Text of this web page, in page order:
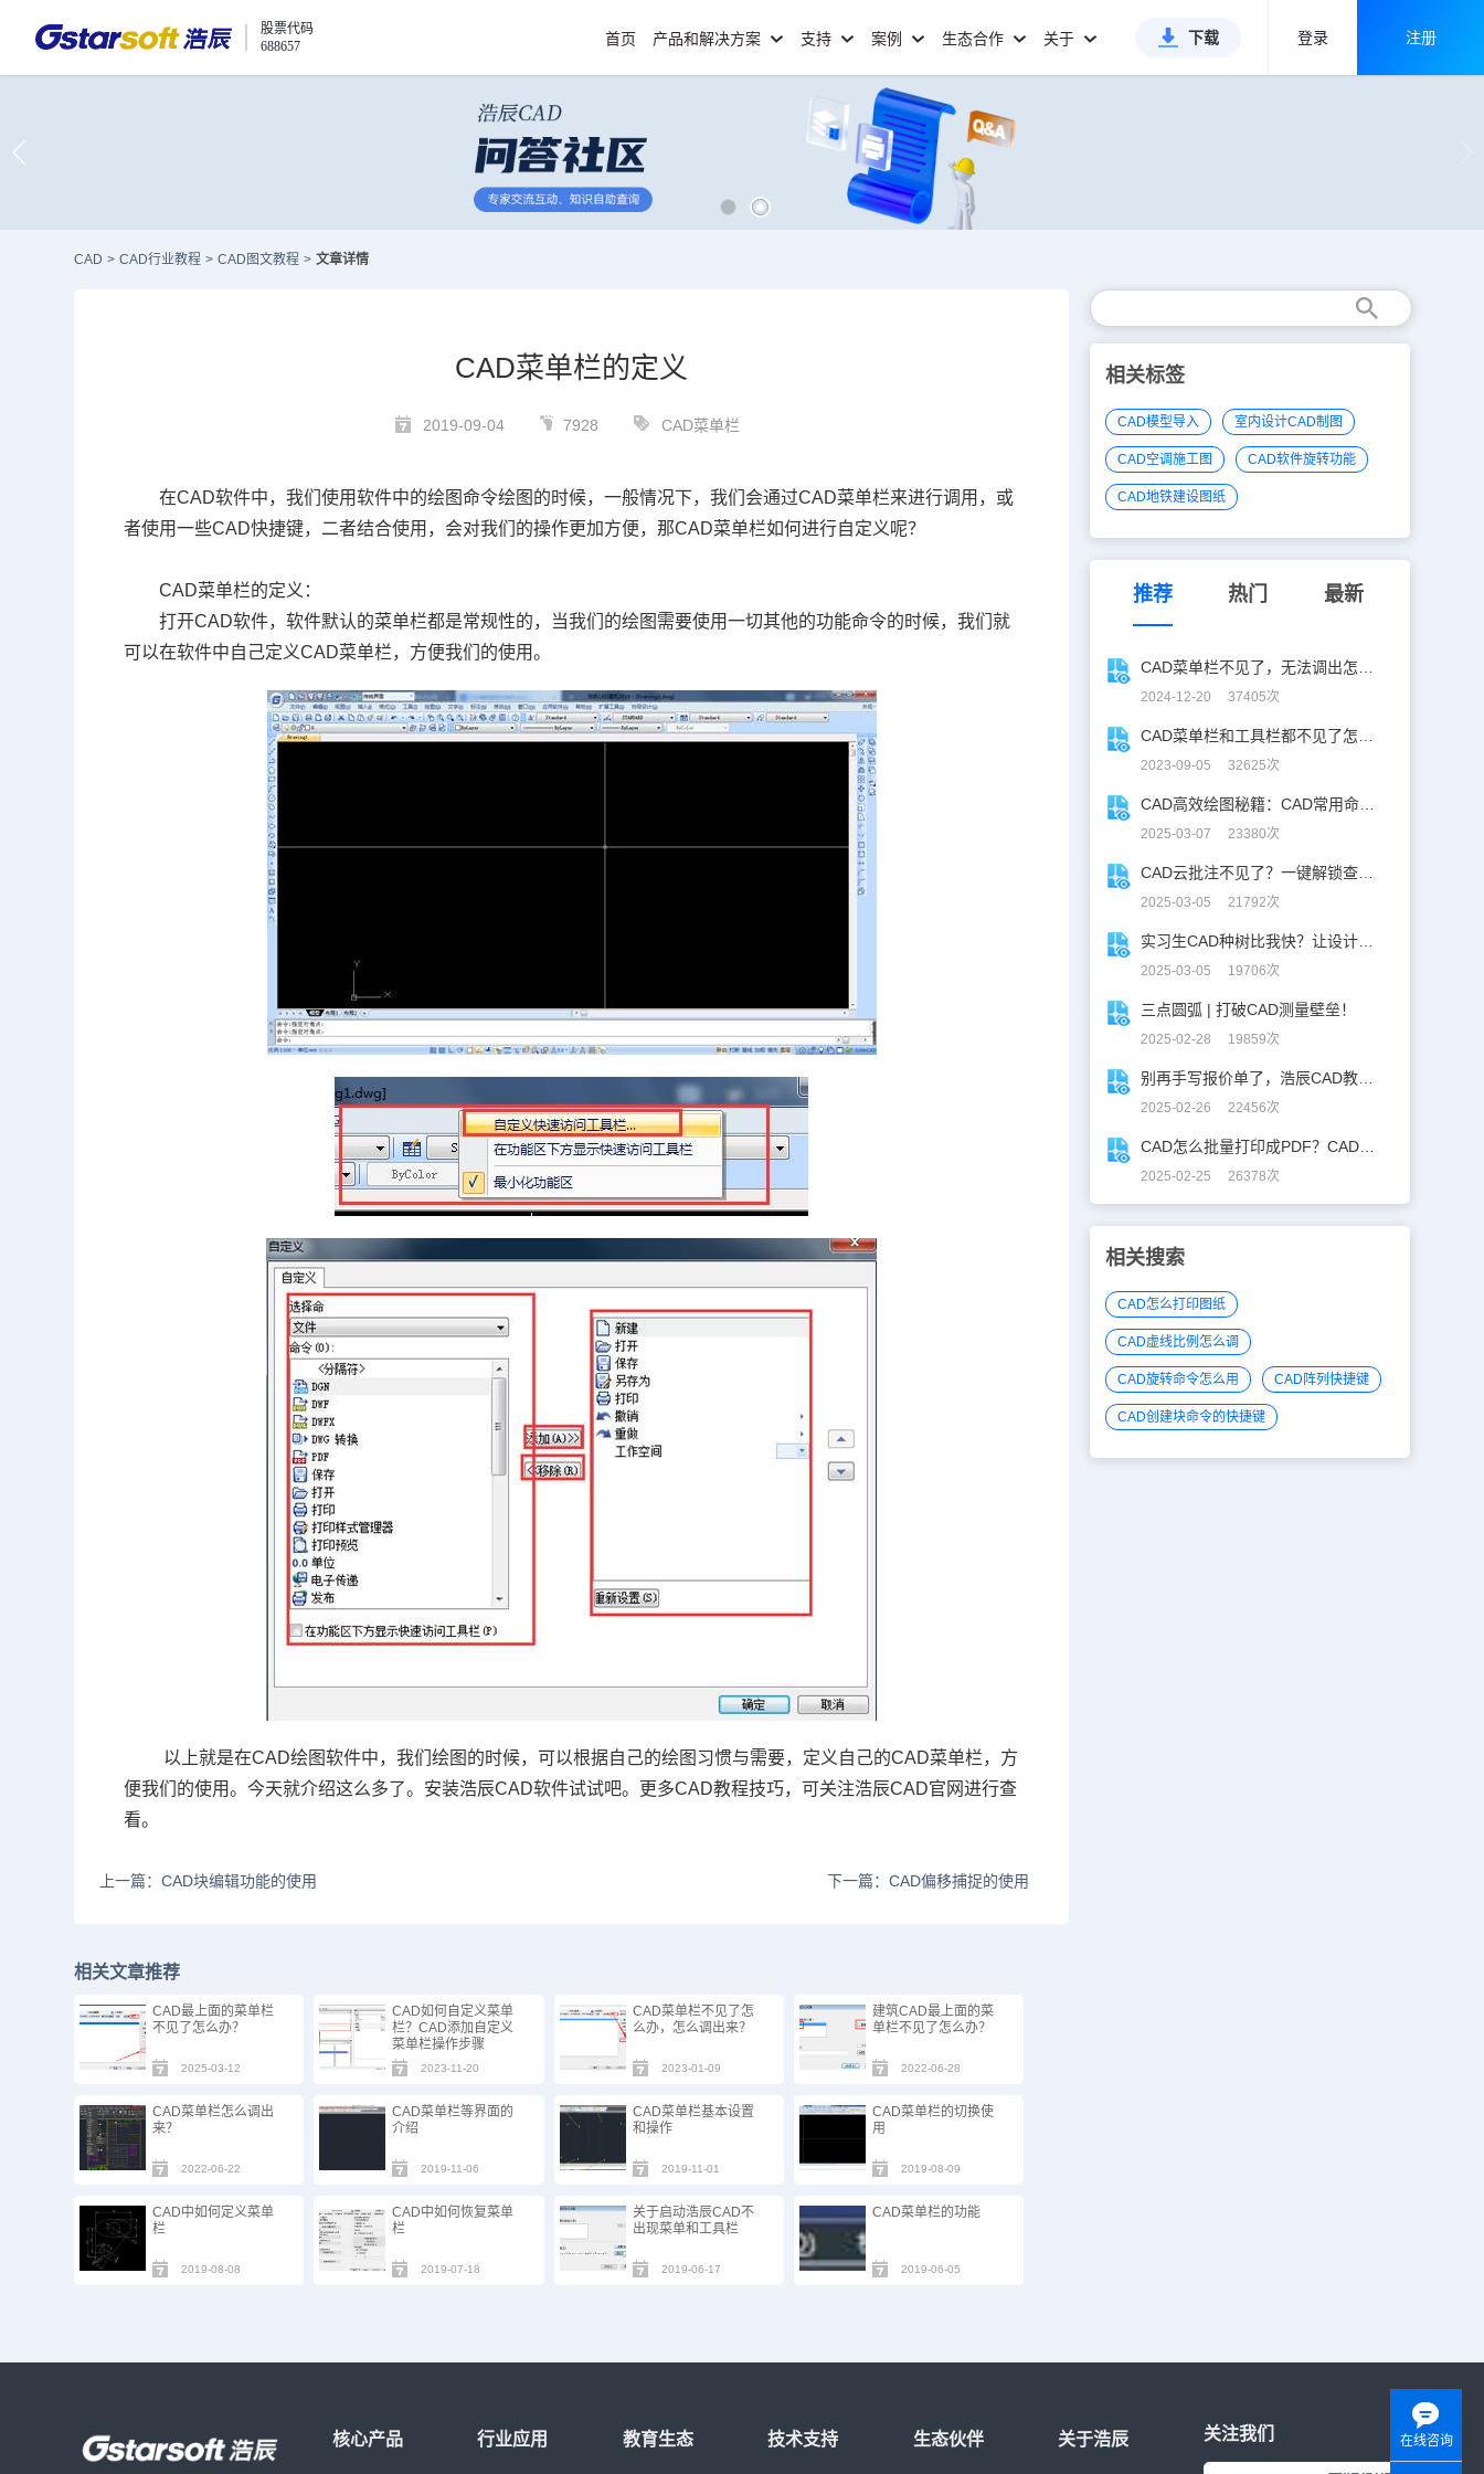
股票代码
688657
首页 产品和解决方案 支持 案例 生态合作 关于 下载 登录 注册
CAD > CAD行业教程 > CAD图文教程 > 文章详情
CAD菜单栏的定义
2019-09-04 7928 CAD菜单栏
在CAD软件中，我们使用软件中的绘图命令绘图的时候，一般情况下，我们会通过CAD菜单栏来进行调用，或
者使用一些CAD快捷键，二者结合使用，会对我们的操作更加方便，那CAD菜单栏如何进行自定义呢？
CAD菜单栏的定义：
打开CAD软件，软件默认的菜单栏都是常规性的，当我们的绘图需要使用一切其他的功能命令的时候，我们就
可以在软件中自己定义CAD菜单栏，方便我们的使用。
以上就是在CAD绘图软件中，我们绘图的时候，可以根据自己的绘图习惯与需要，定义自己的CAD菜单栏，方
便我们的使用。今天就介绍这么多了。安装浩辰CAD软件试试吧。更多CAD教程技巧，可关注浩辰CAD官网进行查
看。
上一篇：CAD块编辑功能的使用 下一篇：CAD偏移捕捉的使用
相关文章推荐
CAD最上面的菜单栏
不见了怎么办？
2025-03-12
CAD如何自定义菜单
栏？CAD添加自定义
菜单栏操作步骤
2023-11-20
CAD菜单栏不见了怎
么办，怎么调出来？
2023-01-09
建筑CAD最上面的菜
单栏不见了怎么办？
2022-06-28
CAD菜单栏怎么调出
来？
2022-06-22
CAD菜单栏等界面的
介绍
2019-11-06
CAD菜单栏基本设置
和操作
2019-11-01
CAD菜单栏的切换使
用
2019-08-09
CAD中如何定义菜单
栏
2019-08-08
CAD中如何恢复菜单
栏
2019-07-18
关于启动浩辰CAD不
出现菜单和工具栏
2019-06-17
CAD菜单栏的功能
2019-06-05
相关标签
CAD模型导入 室内设计CAD制图
CAD空调施工图 CAD软件旋转功能
CAD地铁建设图纸
推荐 热门 最新
2024-12-20 37405次
2023-09-05 32625次
2025-03-07 23380次
2025-03-05 21792次
2025-03-05 19706次
三点圆弧 | 打破CAD测量壁垒！
2025-02-28 19859次
2025-02-26 22456次
2025-02-25 26378次
相关搜索
CAD怎么打印图纸
CAD虚线比例怎么调
CAD旋转命令怎么用 CAD阵列快捷键
CAD创建块命令的快捷键
核心产品 行业应用 教育生态 技术支持 生态伙伴 关于浩辰 关注我们 在线咨询